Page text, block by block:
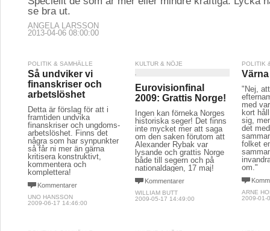
se bra ut.
ANGELA LARSSON
2013-04-06 08:00:00
POLITIK & SAMHÄLLE
Så undviker vi
finanskriser och
arbetslöshet
Detta är förslag för att i
framtiden undvika
finanskriser och ungdoms-
arbetslöshet. Finns det
några som har synpunkter
så får ni mer än gärna
kritisera konstruktivt,
kommentera och
komplettera!
Kommentarer
UNO HANSSON
2009-06-17 14:46:00
KULTUR & NÖJE
Eurovisionfinal
2009: Grattis Norge!
Ingen kan förneka Norges
historiska seger! Det finns
inte mycket mer att saga
om den saken förutom att
Alexander Rybak var
lysande och grattis Norge
både till segern och på
nationaldagen, 17 maj!
Kommentarer
WILLIAM BUTT
2009-05-17 14:49:00
POLITIK
"Nej,
med
kort
sig,
det
folket
om."
ARNE
2009-01-